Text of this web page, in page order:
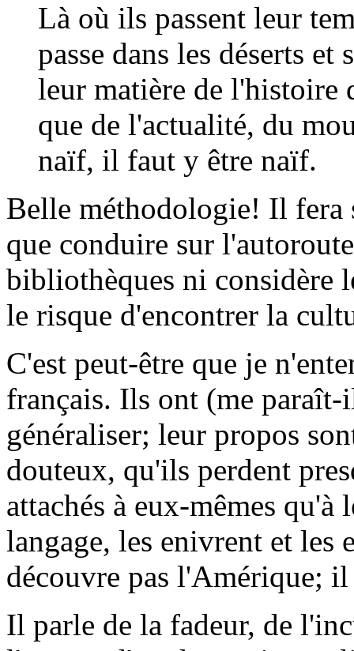
Là où ils passent leur
passe dans les déserts
leur matière de l'histoire
que de l'actualité, du
naïf, il faut y être naïf.
Belle méthodologie! Il fera
que conduire sur
bibliothèques ni considère
le risque d'encontrer la
C'est peut-être que je
français. Ils ont (me paraît-
généraliser; leur propos
douteux, qu'ils perdent
attachés à eux-mêmes
langage, les enivrent et
découvre pas l'Amérique;
Il parle de la fadeur, de